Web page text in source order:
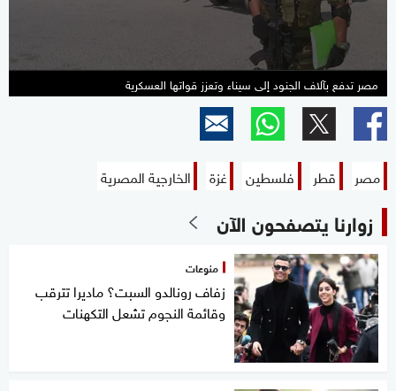
مصر تدفع بآلاف الجنود إلى سيناء وتعزز قواتها العسكرية
مصر قطر فلسطين غزة الخارجية المصرية
زوارنا يتصفحون الآن
منوعات
زفاف رونالدو السبت؟ ماديرا تترقب
وقائمة النجوم تشعل التكهنات